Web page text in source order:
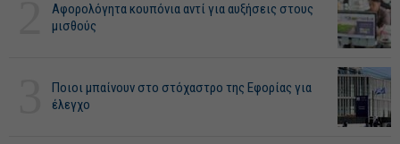
Αφορολόγητα κουπόνια αντί για αυξήσεις στους
μισθούς
Ποιοι μπαίνουν στο στόχαστρο της Εφορίας για
έλεγχο